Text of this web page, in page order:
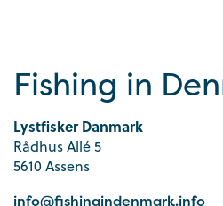
Fishing in
Lystfisker Danmark
Rådhus Allé 5
5610 Assens
info@fishingindenmark.info